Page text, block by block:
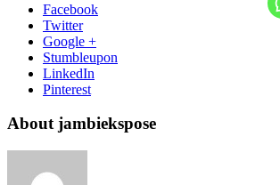
Facebook
Twitter
Google +
Stumbleupon
LinkedIn
Pinterest
About jambiekspose